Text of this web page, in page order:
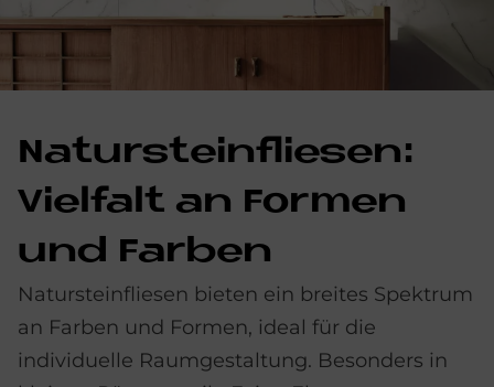
Na­tur­stein­flie­sen:
Viel­falt an For­men
und Far­ben
Natursteinfliesen bieten ein breites Spektrum
an Farben und Formen, ideal für die
individuelle Raumgestaltung. Besonders in